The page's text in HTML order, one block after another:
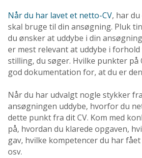
Når du har lavet et netto-CV, har
skal bruge til din ansøgning. Pluk
du ønsker at uddybe i din
er mest relevant at uddybe i
stilling, du søger. Hvilke punkter på
god dokumentation for, at du er
Når du har udvalgt nogle stykker
ansøgningen uddybe, hvorfor du
dette punkt fra dit CV. Kom med
på, hvordan du klarede opgaven,
gav, hvilke kompetencer du har
osv.